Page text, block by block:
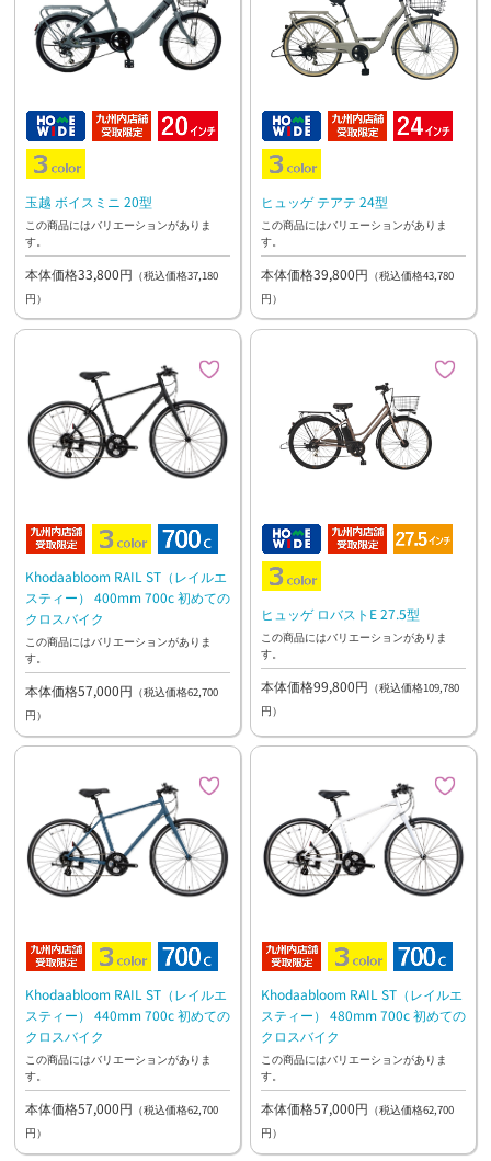
玉越 ボイスミニ 20型
この商品にはバリエーションがありま
す。
本体価格33,800円 （税込価格37,180
円）
ヒュッゲ テアテ 24型
この商品にはバリエーションがありま
す。
本体価格39,800円 （税込価格43,780
円）
Khodaabloom RAIL ST（レイルエ
スティー） 400mm 700c 初めての
クロスバイク
この商品にはバリエーションがありま
す。
本体価格57,000円 （税込価格62,700
円）
ヒュッゲ ロバストE 27.5型
この商品にはバリエーションがありま
す。
本体価格99,800円 （税込価格109,780
円）
Khodaabloom RAIL ST（レイルエ
スティー） 440mm 700c 初めての
クロスバイク
この商品にはバリエーションがありま
す。
本体価格57,000円 （税込価格62,700
円）
Khodaabloom RAIL ST（レイルエ
スティー） 480mm 700c 初めての
クロスバイク
この商品にはバリエーションがありま
す。
本体価格57,000円 （税込価格62,700
円）